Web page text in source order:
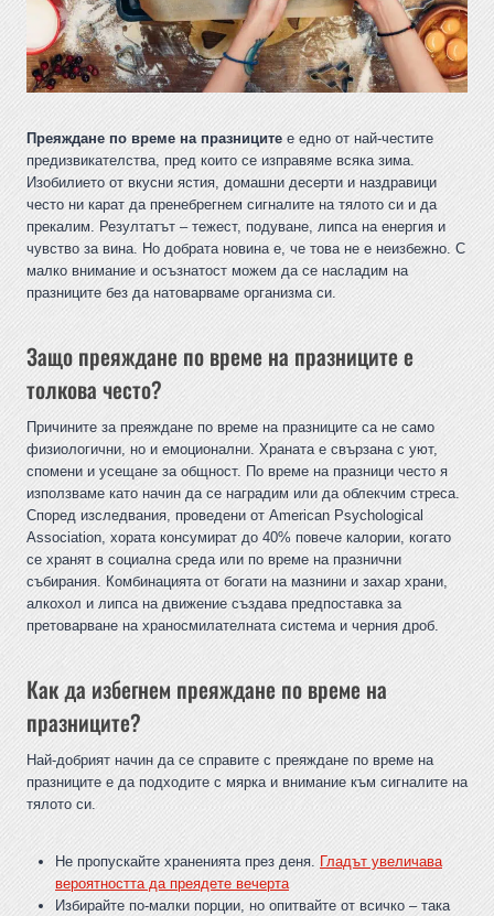
Преяждане по време на празниците е едно от най-честите
предизвикателства, пред които се изправяме всяка зима.
Изобилието от вкусни ястия, домашни десерти и наздравици
често ни карат да пренебрегнем сигналите на тялото си и да
прекалим. Резултатът – тежест, подуване, липса на енергия и
чувство за вина. Но добрата новина е, че това не е неизбежно. С
малко внимание и осъзнатост можем да се насладим на
празниците без да натоварваме организма си.
Защо преяждане по време на празниците е
толкова често?
Причините за преяждане по време на празниците са не само
физиологични, но и емоционални. Храната е свързана с уют,
спомени и усещане за общност. По време на празници често я
използваме като начин да се наградим или да облекчим стреса.
Според изследвания, проведени от American Psychological
Association, хората консумират до 40% повече калории, когато
се хранят в социална среда или по време на празнични
събирания. Комбинацията от богати на мазнини и захар храни,
алкохол и липса на движение създава предпоставка за
претоварване на храносмилателната система и черния дроб.
Как да избегнем преяждане по време на
празниците?
Най-добрият начин да се справите с преяждане по време на
празниците е да подходите с мярка и внимание към сигналите на
тялото си.
Не пропускайте храненията през деня. Гладът увеличава
вероятността да преядете вечерта
Избирайте по-малки порции, но опитвайте от всичко – така